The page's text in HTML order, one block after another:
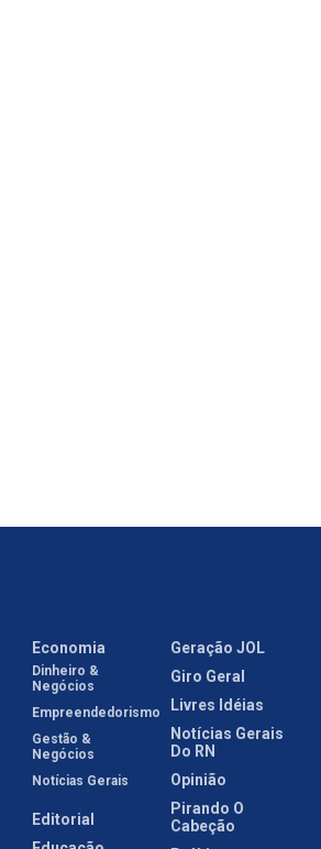
Economia
Dinheiro &
Negócios
Empreendedorismo
Gestão &
Negócios
Notícias Gerais
Editorial
Geração JOL
Giro Geral
Livres Idéias
Notícias Gerais
Do RN
Opinião
Pirando O
Cabeção